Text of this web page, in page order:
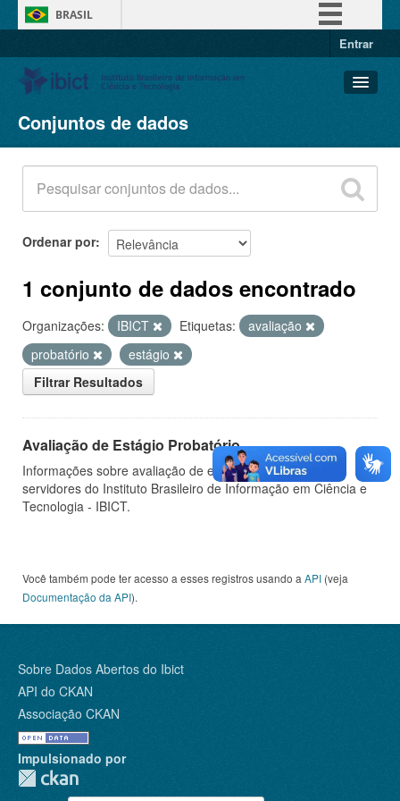
BRASIL
Entrar
Conjuntos de dados
Organizações
Grupos
Sobre
Conjuntos de dados
Ordenar por
1 conjunto de dados encontrado
Organizações: IBICT Etiquetas:
avaliação
probatório
estágio
Filtrar Resultados
Avaliação de Estágio Probatório
Informações sobre avaliação de estágio probatório de
servidores do Instituto Brasileiro de Informação em Ciência e
Tecnologia - IBICT.
Você também pode ter acesso a esses registros usando a API (veja
Documentação da API).
Sobre Dados Abertos do Ibict
API do CKAN
Associação CKAN
Impulsionado por